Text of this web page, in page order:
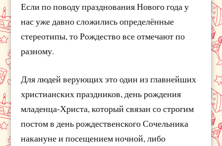
Если по поводу празднования Нового года у
нас уже давно сложились определённые
стереотипы, то Рождество все отмечают по
разному.
Для людей верующих это один из главнейших
христианских праздников, день рождения
младенца-Христа, который связан со строгим
постом в день рождественского Сочельника
накануне и посещением ночной, либо